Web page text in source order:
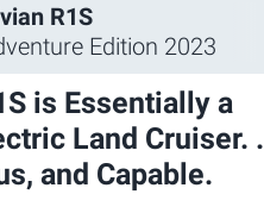
R1S
Edition 2023
is Essentially a
Land Cruiser. .
and Capable.